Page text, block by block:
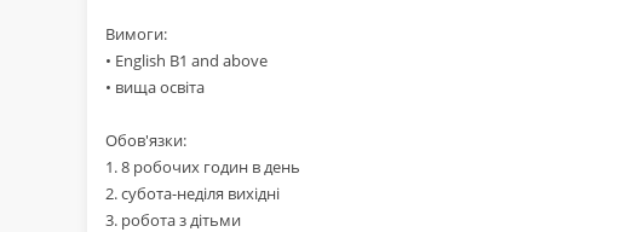
Вимоги:
• English B1 and above
• вища освіта
Обов'язки:
1. 8 робочих годин в день
2. субота-неділя вихідні
3. робота з дітьми